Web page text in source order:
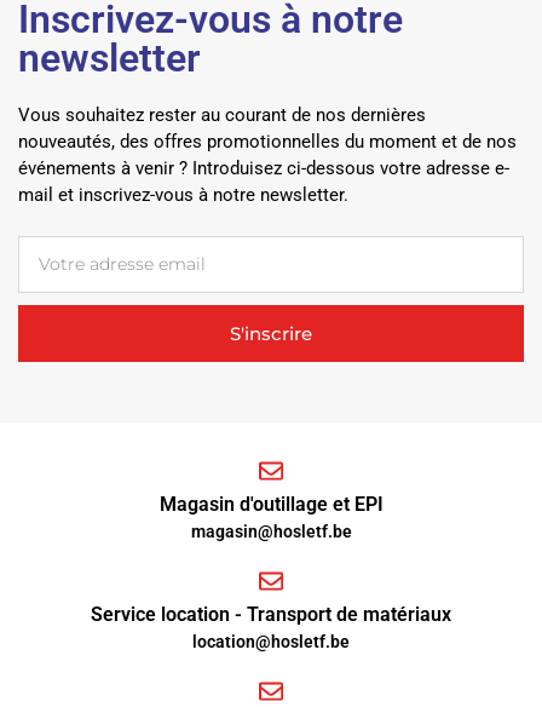
Inscrivez-vous à notre
newsletter
Vous souhaitez rester au courant de nos dernières
nouveautés, des offres promotionnelles du moment et de nos
événements à venir ? Introduisez ci-dessous votre adresse e-
mail et inscrivez-vous à notre newsletter.
S'inscrire
Magasin d'outillage et EPI
magasin@hosletf.be
Service location - Transport de matériaux
location@hosletf.be